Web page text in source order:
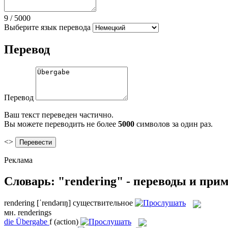
9 / 5000
Выберите язык перевода
Перевод
Перевод
Ваш текст переведен частично.
Вы можете переводить не более 5000 символов за один раз.
<>
Реклама
Словарь: "rendering" - переводы и
rendering [ˈrendərɪŋ] существительное
мн. renderings
die Übergabe f (action)